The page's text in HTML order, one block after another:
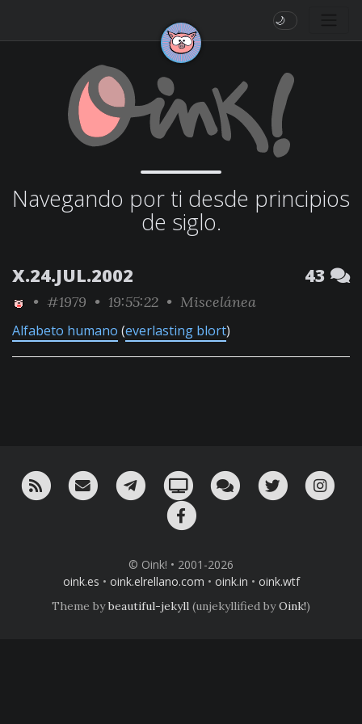
🌙
Navegando por ti desde principios
de siglo.
X.24.JUL.2002 43
• #1979 • 19:55:22 • Miscelánea
Alfabeto humano (everlasting blort)
RSS ¡Mándame un email!¡Nuestro canal en Telegram!
Oink! TV Charla con nosotros
Twitter
© Oink! • 2001-2026
oink.es • oink.elrellano.com • oink.in • oink.wtf
Theme bybeautiful-jekyll (unjekyllified byOink!)